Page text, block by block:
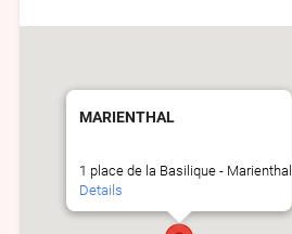
MARIENTHAL
1 place de la Basilique - Marienthal
Details